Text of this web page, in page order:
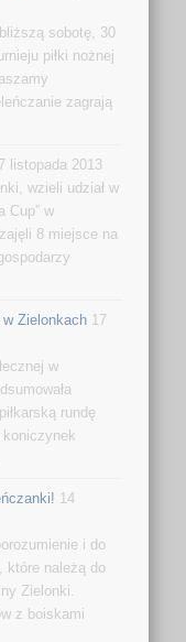
sobotę, 30
piłki nożnej
zagrają
listopada 2013
wzieli udział w
Cup” w
8 miejsce na
w Zielonkach 17
w
rundę
koniczynek
14
i do
które należą do
Zielonki.
z boiskami